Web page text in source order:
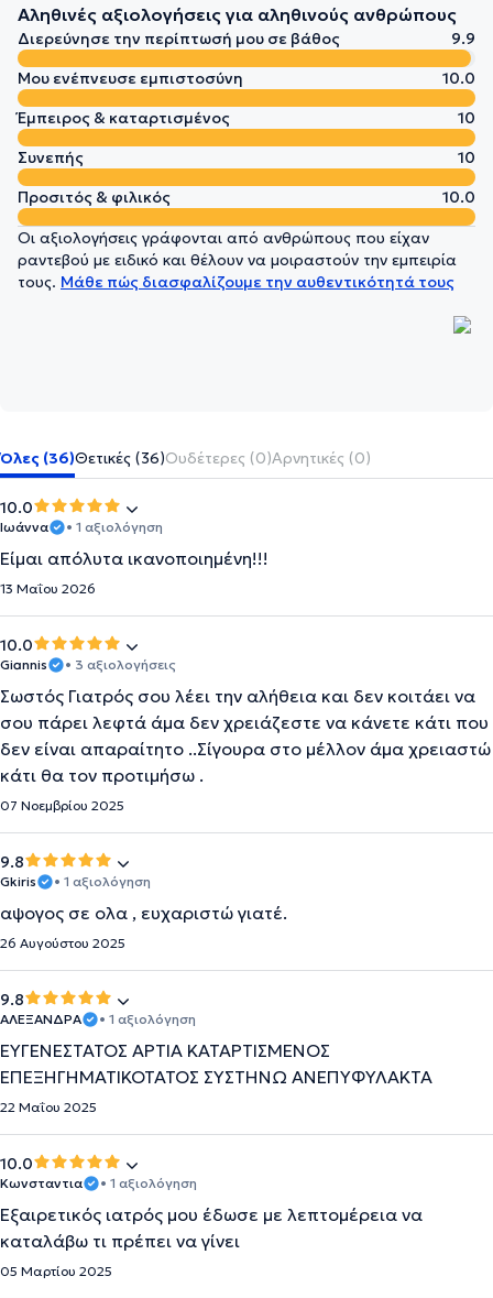
Αληθινές αξιολογήσεις για αληθινούς ανθρώπους
Διερεύνησε την περίπτωσή μου σε βάθος
9.9
Μου ενέπνευσε εμπιστοσύνη
10.0
Έμπειρος & καταρτισμένος
10
Συνεπής
10
Προσιτός & φιλικός
10.0
Οι αξιολογήσεις γράφονται από ανθρώπους που είχαν
ραντεβού με ειδικό και θέλουν να μοιραστούν την εμπειρία
τους. Μάθε πώς διασφαλίζουμε την αυθεντικότητά τους
Όλες (36)Θετικές (36)Ουδέτερες (0)Αρνητικές (0)
10.0
Ιωάννα • 1 αξιολόγηση
Είμαι απόλυτα ικανοποιημένη!!!
13 Μαΐου 2026
10.0
Giannis • 3 αξιολογήσεις
Σωστός Γιατρός σου λέει την αλήθεια και δεν κοιτάει να
σου πάρει λεφτά άμα δεν χρειάζεστε να κάνετε κάτι που
δεν είναι απαραίτητο ..Σίγουρα στο μέλλον άμα χρειαστώ
κάτι θα τον προτιμήσω .
07 Νοεμβρίου 2025
9.8
Gkiris • 1 αξιολόγηση
αψογος σε ολα , ευχαριστώ γιατέ.
26 Αυγούστου 2025
9.8
ΑΛΕΞΑΝΔΡΑ • 1 αξιολόγηση
ΕΥΓΕΝΕΣΤΑΤΟΣ ΑΡΤΙΑ ΚΑΤΑΡΤΙΣΜΕΝΟΣ
ΕΠΕΞΗΓΗΜΑΤΙΚΟΤΑΤΟΣ ΣΥΣΤΗΝΩ ΑΝΕΠΥΦΥΛΑΚΤΑ
22 Μαΐου 2025
10.0
Κωνσταντια • 1 αξιολόγηση
Εξαιρετικός ιατρός μου έδωσε με λεπτομέρεια να
καταλάβω τι πρέπει να γίνει
05 Μαρτίου 2025